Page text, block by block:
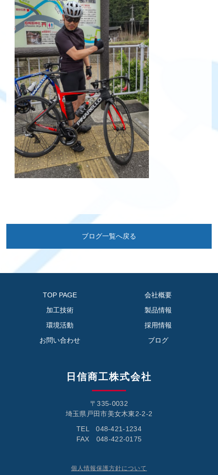
ブログ一覧へ戻る
TOP PAGE
会社概要
加工技術
製品情報
環境活動
採用情報
お問い合わせ
ブログ
日信商工株式会社
〒335-0032
埼玉県戸田市美女木東2-2-2
TEL 048-421-1234
FAX 048-422-0175
個人情報保護方針について